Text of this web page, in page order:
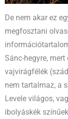
De nem akar ez
megfosztani
Sánc-hegyre,
vajvirágfélék
nem tartalmaz, a
Levele világos,
ibolyáskék